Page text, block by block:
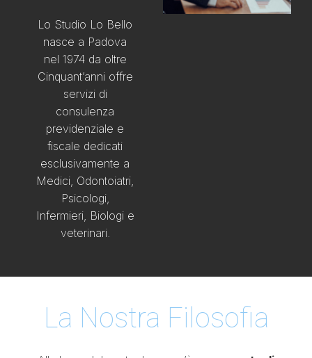
Lo Studio Lo Bello
nasce a Padova
nel 1974 da oltre
Cinquant’anni offre
servizi di
consulenza
previdenziale e
fiscale dedicati
esclusivamente a
Medici, Odontoiatri,
Psicologi,
Infermieri, Biologi e
veterinari.
La Nostra Filosofia